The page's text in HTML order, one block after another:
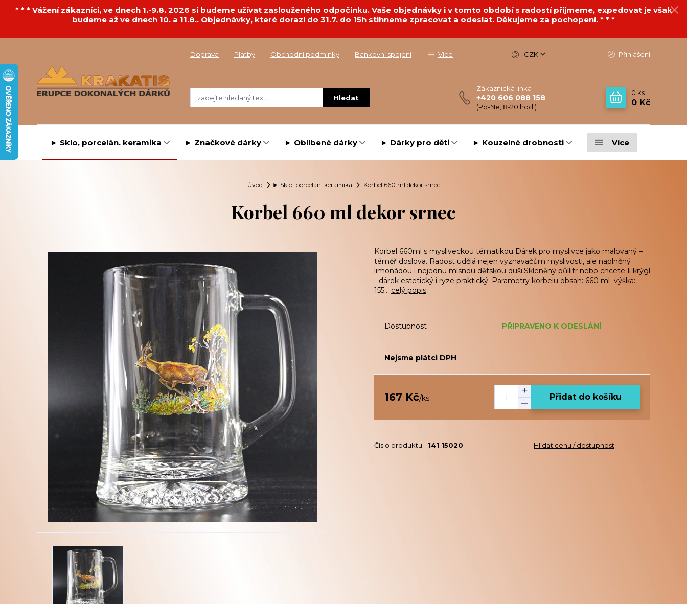
* * * Vážení zákazníci, ve dnech 1.-9.8. 2026 si budeme užívat zaslouženého odpočinku. Vaše objednávky i v tomto období s radostí přijmeme, expedovat je však
budeme až ve dnech 10. a 11.8.. Objednávky, které dorazí do 31.7. do 15h stihneme zpracovat a odeslat. Děkujeme za pochopení. * * *
Doprava Platby Obchodní podmínky Bankovní spojení Více CZK Přihlášení
Hledat
Zákaznická linka
+420 606 088 158
(Po-Ne, 8-20 hod.)
0 ks
0 Kč
► Sklo, porcelán. keramika ► Značkové dárky ► Oblíbené dárky ► Dárky pro děti ► Kouzelné drobnosti Více
Úvod ► Sklo, porcelán. keramika Korbel 660 ml dekor srnec
Korbel 660 ml dekor srnec
Korbel 660ml s mysliveckou tématikou Dárek pro myslivce jako malovaný –
téměř doslova. Radost udělá nejen vyznavačům myslivosti, ale naplněný
limonádou i nejednu mlsnou dětskou duši.Skleněný půllitr nebo chcete-li krýgl
- dárek estetický i ryze praktický. Parametry korbelu obsah: 660 ml výška:
155... celý popis
Dostupnost PŘIPRAVENO K ODESLÁNÍ
Nejsme plátci DPH
167 Kč/ks Přidat do košíku
Číslo produktu: 141 15020 Hlídat cenu / dostupnost